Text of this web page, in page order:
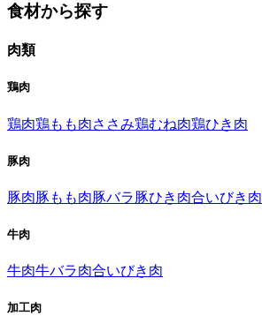
食材から探す
肉類
鶏肉
鶏肉鶏もも肉ささみ鶏むね肉鶏ひき肉
豚肉
豚肉豚もも肉豚バラ豚ひき肉合いびき肉
牛肉
牛肉牛バラ肉合いびき肉
加工肉